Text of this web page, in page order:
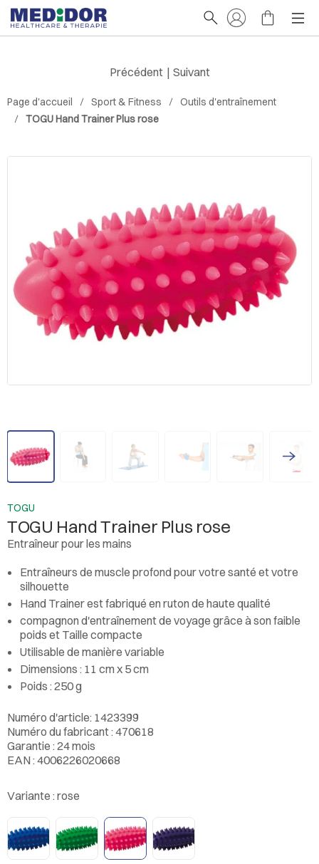
Page d'accueil Sport & Fitness
Outils d'entraînement
TOGU Hand Trainer Plus rose
Précédent | Suivant
TOGU
TOGU Hand Trainer Plus rose
Entraîneur pour les mains
Entraîneurs de muscle profond pour votre santé et votre
silhouette
Hand Trainer est fabriqué en ruton de haute qualité
compagnon d'entraînement de voyage grâce à son faible
poids et Taille compacte
Utilisable de manière variable
Dimensions : 11 cm x 5 cm
Poids : 250 g
Numéro d'article: 1423399
Numéro du fabricant : 470618
Garantie : 24 mois
EAN : 4006226020668
Variante : rose